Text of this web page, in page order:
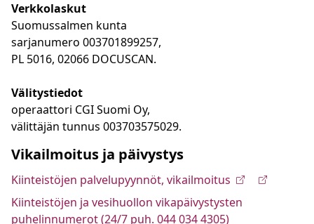
Verkkolaskut
Suomussalmen kunta
sarjanumero 003701899257,
PL 5016, 02066 DOCUSCAN.
Välitystiedot
operaattori CGI Suomi Oy,
välittäjän tunnus 003703575029.
Vikailmoitus ja päivystys
Kiinteistöjen palvelupyynnöt, vikailmoitus
Kiinteistöjen ja vesihuollon vikapäivystysten
puhelinnumerot (24/7 puh. 044 034 4305)